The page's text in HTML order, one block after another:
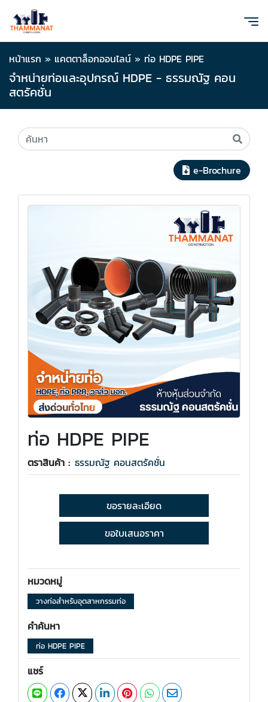
หน้าแรก » แคตตาล็อกออนไลน์ » ท่อ HDPE PIPE
จำหน่ายท่อและอุปกรณ์ HDPE - ธรรมณัฐ คอน
สตรัคชั่น
e-Brochure
ท่อ HDPE PIPE
ตราสินค้า : ธรรมณัฐ คอนสตรัคชั่น
ขอรายละเอียด
ขอใบเสนอราคา
หมวดหมู่
วางท่อสำหรับอุตสาหกรรมท่อ
คำค้นหา
ท่อ HDPE PIPE
แชร์